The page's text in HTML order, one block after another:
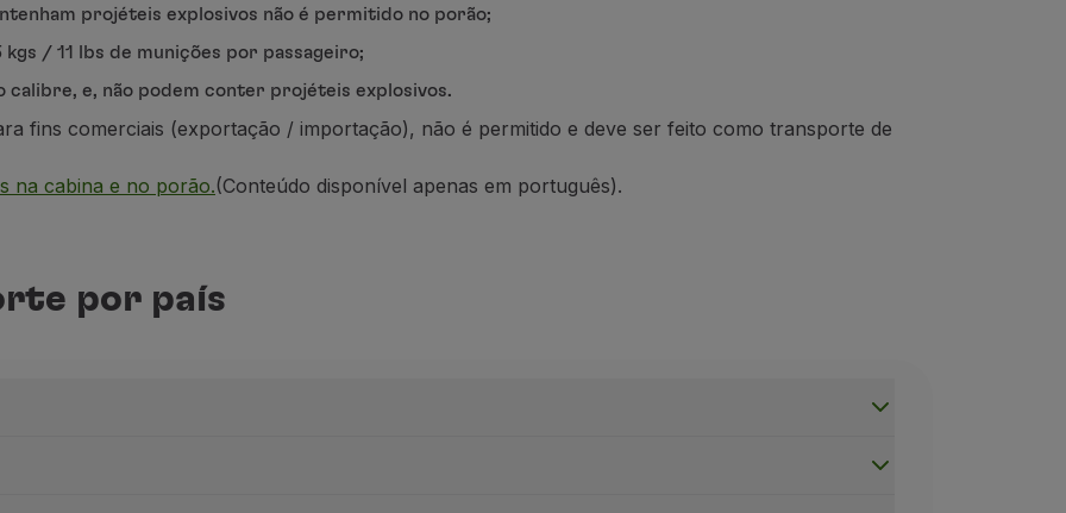
projéteis explosivos não é permitido no porão;
/ 11
lbs de munições por passageiro;
calibre, e, não podem conter projéteis explosivos.
fins comerciais (exportação / importação), não é permitido e deve ser feito como transporte de
na cabina e no porão.(Conteúdo disponível apenas em português).
por país